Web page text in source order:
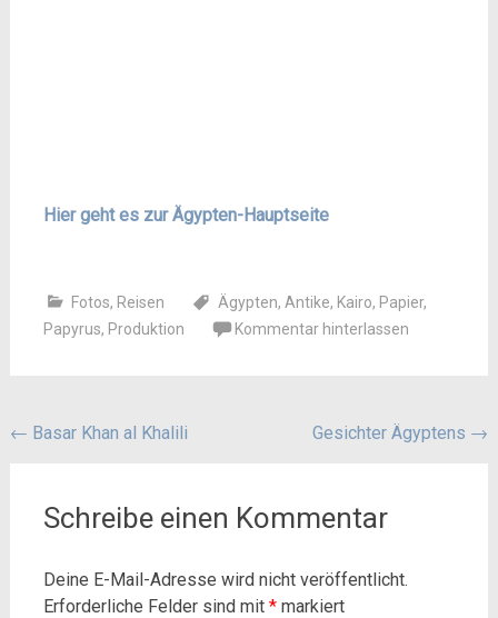
Hier geht es zur Ägypten-Hauptseite
Fotos, Reisen Ägypten, Antike, Kairo, Papier,
Papyrus, Produktion Kommentar hinterlassen
Beitragsnavigation
← Basar Khan al Khalili Gesichter Ägyptens →
Schreibe einen Kommentar
Deine E-Mail-Adresse wird nicht veröffentlicht.
Erforderliche Felder sind mit *markiert